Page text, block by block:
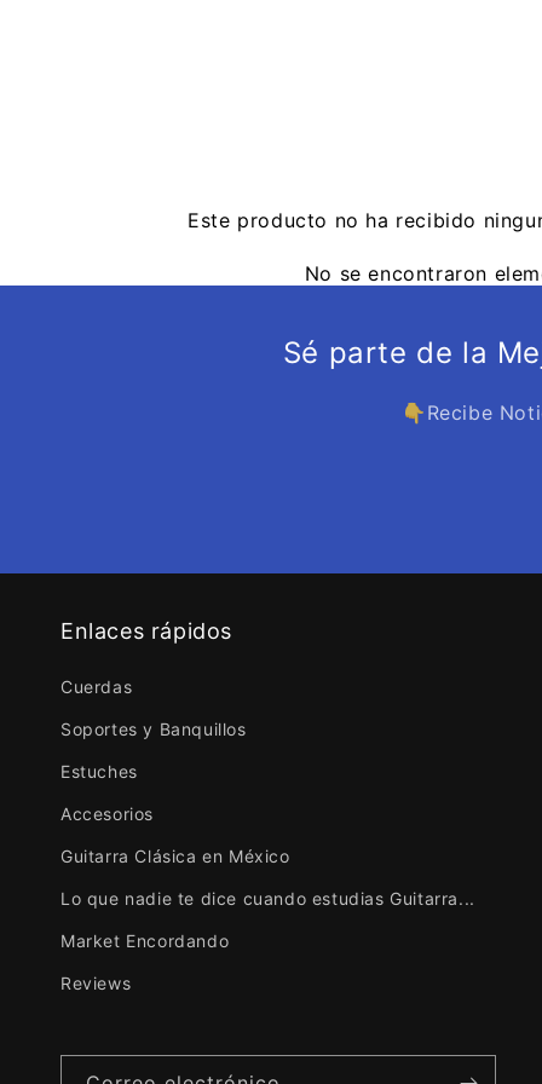
Este producto no ha recibido
No se encontraron
Sé parte de la
👇Recibe
Enlaces rápidos
Cuerdas
Soportes y Banquillos
Estuches
Accesorios
Guitarra Clásica en México
Lo que nadie te dice cuando estudias Guitarra...
Market Encordando
Reviews